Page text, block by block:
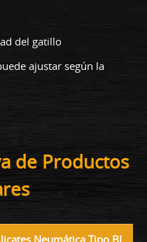
del gatillo
ajustar según la
de Productos
Neumática Tipo BJ